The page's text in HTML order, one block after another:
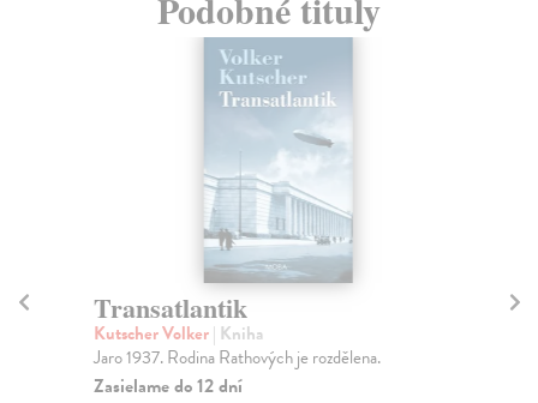
Transatlantik
Kutscher Volker| Kniha
Jaro 1937. Rodina Rathových je rozdělena.
Zasielame do 12 dní